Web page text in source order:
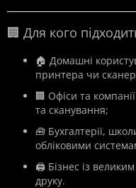
🏢 Для кого
🏠 Домашні
принтера чи
🏢 Офіси та
та сканування;
🧰 Бухгалтерії,
обліковими
🖨️ Бізнес із
друку.